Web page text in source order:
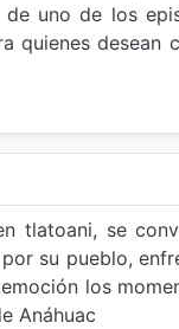
uno de los
quienes
tlatoani, se
su pueblo,
los
Anáhuac